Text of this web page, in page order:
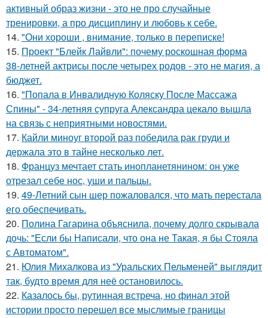
активный образ жизни - это не про случайные
тренировки, а про дисциплину и любовь к себе.
14. "Они хороши , внимание, только в переписке!
15. Проект "Блейк Лайвли": почему роскошная форма
38-летней актрисы после четырех родов - это не магия, а
бюджет.
16. "Попала в Инвалидную Коляску После Массажа
Спины" - 34-летняя супруга Александра цекало вышла
на связь с неприятными новостями.
17. Кайли миноуг второй раз победила рак груди и
держала это в тайне несколько лет.
18. Француз мечтает стать инопланетянином: он уже
отрезал себе нос, уши и пальцы.
19. 49-Летний сын шер пожаловался, что мать перестала
его обеспечивать.
20. Полина Гагарина объяснила, почему долго скрывала
дочь: "Если бы Написали, что она не Такая, я бы Стояла
с Автоматом".
21. Юлия Михалкова из "Уральских Пельменей" выглядит
так, будто время для неё остановилось.
22. Казалось бы, рутинная встреча, но финал этой
истории просто перешел все мыслимые границы